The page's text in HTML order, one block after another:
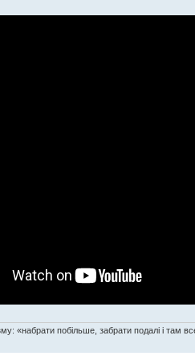
«набрати побільше, забрати подалі і там